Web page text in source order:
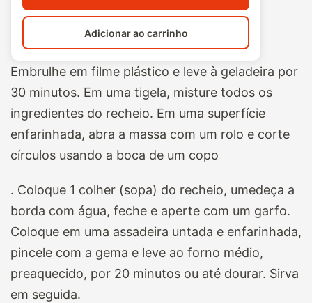
Adicionar ao carrinho
Embrulhe em filme plástico e leve à geladeira por
30 minutos. Em uma tigela, misture todos os
ingredientes do recheio. Em uma superfície
enfarinhada, abra a massa com um rolo e corte
círculos usando a boca de um copo
. Coloque 1 colher (sopa) do recheio, umedeça a
borda com água, feche e aperte com um garfo.
Coloque em uma assadeira untada e enfarinhada,
pincele com a gema e leve ao forno médio,
preaquecido, por 20 minutos ou até dourar. Sirva
em seguida.